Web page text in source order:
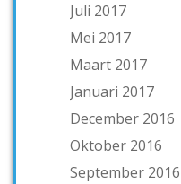
Juli 2017
Mei 2017
Maart 2017
Januari 2017
December 2016
Oktober 2016
September 2016